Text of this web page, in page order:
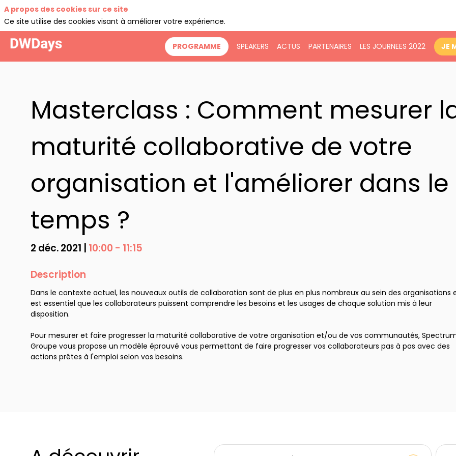
PROGRAMME SPEAKERS ACTUS PARTENAIRES LES JOURNEES 2022 JE
Masterclass : Comment mesurer
maturité collaborative de votre
organisation et l'améliorer dans le
temps ?
2 déc. 2021 | 10:00 - 11:15
Description
Dans le contexte actuel, les nouveaux outils de collaboration sont de plus en plus nombreux au sein des organisations
est essentiel que les collaborateurs puissent comprendre les besoins et les usages de chaque solution mis à leur
disposition.
Pour mesurer et faire progresser la maturité collaborative de votre organisation et/ou de vos communautés,
Groupe vous propose un modèle éprouvé vous permettant de faire progresser vos collaborateurs pas à pas avec des
actions prêtes à l'emploi selon vos besoins.
A propos des cookies sur ce site
Ce site utilise des cookies visant à améliorer votre expérience.